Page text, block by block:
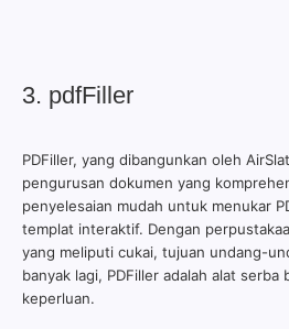
3. pdfFiller
PDFiller, yang dibangunkan oleh
pengurusan dokumen yang
penyelesaian mudah untuk menukar
templat interaktif. Dengan
yang meliputi cukai, tujuan undang-
banyak lagi, PDFiller adalah alat
keperluan.